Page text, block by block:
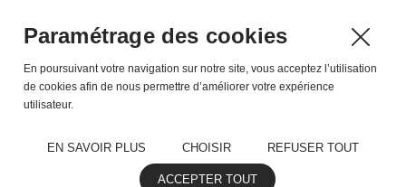
Paramétrage des cookies
En poursuivant votre navigation sur notre site, vous acceptez l’utilisation
de cookies afin de nous permettre d’améliorer votre expérience
utilisateur.
EN SAVOIR PLUS CHOISIR REFUSER TOUT
ACCEPTER TOUT